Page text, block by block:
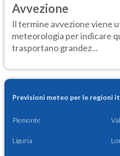
Avvezione
Il termine avvezione viene
meteorologia per indicare
trasportano grandez...
Previsioni meteo per le regioni
Piemonte
Liguria